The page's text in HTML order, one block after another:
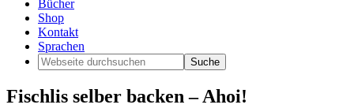
Bücher
Shop
Kontakt
Sprachen
Fischlis selber backen – Ahoi!